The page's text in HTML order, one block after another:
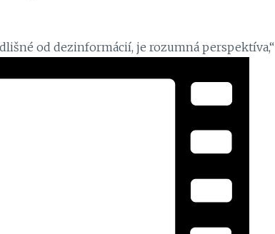
od dezinformácií, je rozumná perspektíva,“